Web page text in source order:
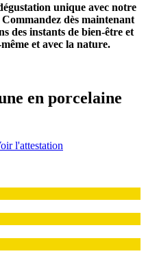
unique avec notre
dès maintenant
des instants de bien-être et
et avec la nature.
en porcelaine
l'attestation